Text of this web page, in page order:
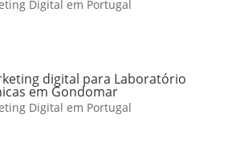
Digital em Portugal
digital para Laboratório
em Gondomar
Digital em Portugal